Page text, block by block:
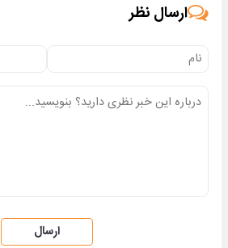
ارسال نظر
ارسال